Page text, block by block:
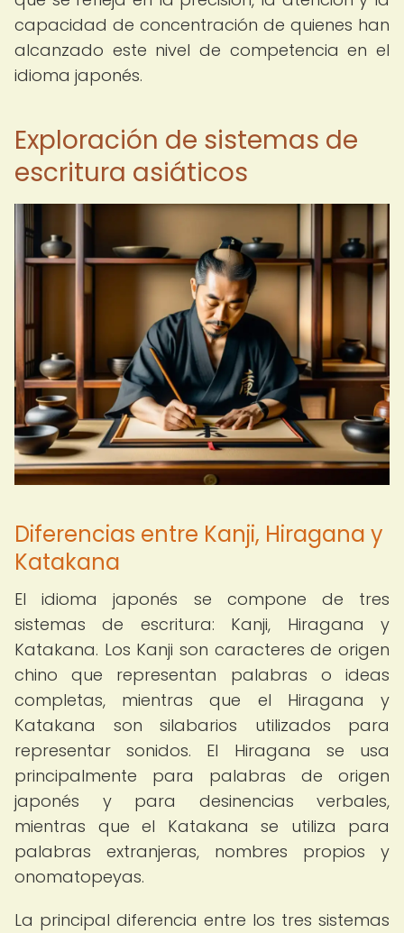
capacidad de concentración de quienes han
alcanzado este nivel de competencia en el
idioma japonés.
Exploración de sistemas de
escritura asiáticos
Diferencias entre Kanji, Hiragana y
Katakana
El idioma japonés se compone de tres
sistemas de escritura: Kanji, Hiragana y
Katakana. Los Kanji son caracteres de origen
chino que representan palabras o ideas
completas, mientras que el Hiragana y
Katakana son silabarios utilizados para
representar sonidos. El Hiragana se usa
principalmente para palabras de origen
japonés y para desinencias verbales,
mientras que el Katakana se utiliza para
palabras extranjeras, nombres propios y
onomatopeyas.
La principal diferencia entre los tres sistemas